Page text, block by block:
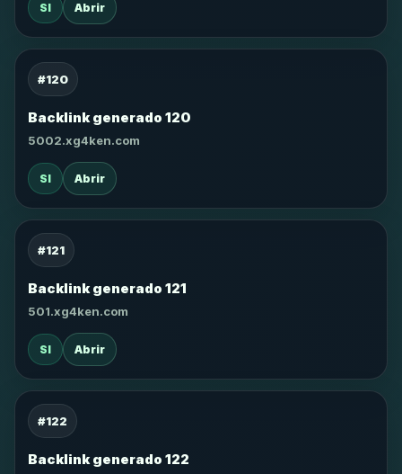
SI Abrir
#120
Backlink generado 120
5002.xg4ken.com
SI Abrir
#121
Backlink generado 121
501.xg4ken.com
SI Abrir
#122
Backlink generado 122